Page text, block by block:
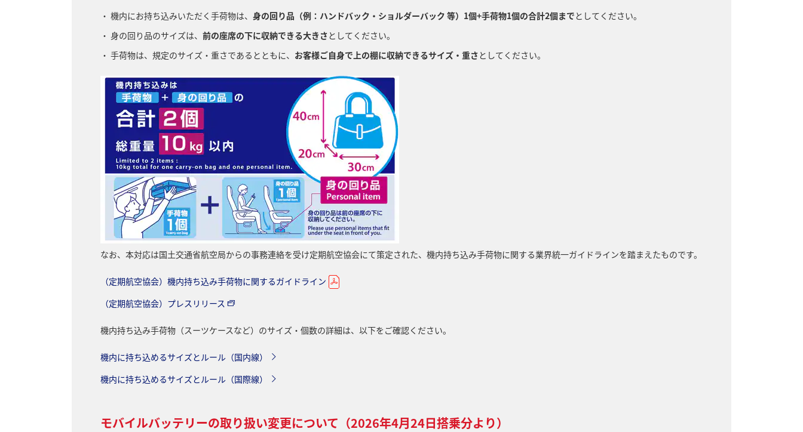
機内にお持ち込みいただく手荷物は、 身の回り品（例：ハンドバック・ショルダーバック 等）1個+手荷物1個の合計2個まで としてください。
身の回り品のサイズは、 前の座席の下に収納できる大きさ としてください。
手荷物は、規定のサイズ・重さであるとともに、 お客様ご自身で上の棚に収納できるサイズ・重さ としてください。
なお、本対応は国土交通省航空局からの事務連絡を受け定期航空協会にて策定された、機内持ち込み手荷物に関する業界統一ガイドラインを踏まえたものです。
（定期航空協会）機内持ち込み手荷物に関するガイドライン
（定期航空協会）プレスリリース
機内持ち込み手荷物（スーツケースなど）のサイズ・個数の詳細は、以下をご確認ください。
機内に持ち込めるサイズとルール（国内線）
機内に持ち込めるサイズとルール（国際線）
モバイルバッテリーの取り扱い変更について（2026年4月24日搭乗分より）